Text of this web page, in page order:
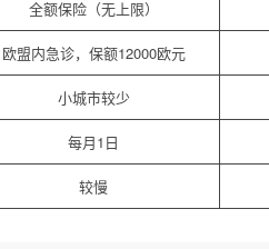
全额保险（无上限）
欧盟内急诊，保额12000欧元
小城市较少
每月1日
较慢